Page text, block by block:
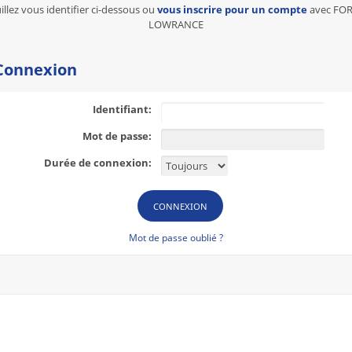
vous identifier ci-dessous ou vous inscrire pour un compteavec
LOWRANCE
Identifiant:
Mot de passe:
Durée de connexion:
Mot de passe oublié ?